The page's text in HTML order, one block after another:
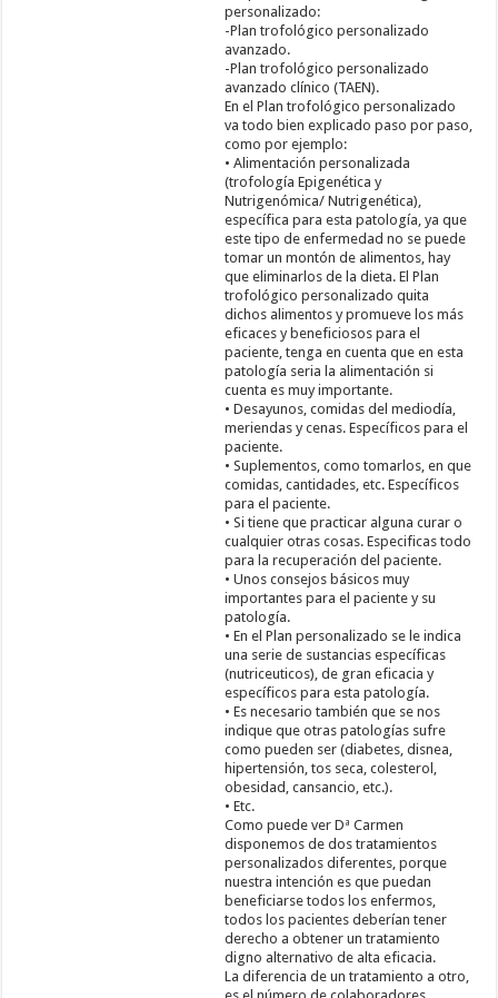
personalizado:
-Plan trofológico personalizado
avanzado.
-Plan trofológico personalizado
avanzado clínico (TAEN).
En el Plan trofológico personalizado
va todo bien explicado paso por paso,
como por ejemplo:
• Alimentación personalizada
(trofología Epigenética y
Nutrigenómica/ Nutrigenética),
específica para esta patología, ya que
este tipo de enfermedad no se puede
tomar un montón de alimentos, hay
que eliminarlos de la dieta. El Plan
trofológico personalizado quita
dichos alimentos y promueve los más
eficaces y beneficiosos para el
paciente, tenga en cuenta que en esta
patología seria la alimentación si
cuenta es muy importante.
• Desayunos, comidas del mediodía,
meriendas y cenas. Específicos para el
paciente.
• Suplementos, como tomarlos, en que
comidas, cantidades, etc. Específicos
para el paciente.
• Si tiene que practicar alguna curar o
cualquier otras cosas. Especificas todo
para la recuperación del paciente.
• Unos consejos básicos muy
importantes para el paciente y su
patología.
• En el Plan personalizado se le indica
una serie de sustancias específicas
(nutriceuticos), de gran eficacia y
específicos para esta patología.
• Es necesario también que se nos
indique que otras patologías sufre
como pueden ser (diabetes, disnea,
hipertensión, tos seca, colesterol,
obesidad, cansancio, etc.).
• Etc.
Como puede ver Dª Carmen
disponemos de dos tratamientos
personalizados diferentes, porque
nuestra intención es que puedan
beneficiarse todos los enfermos,
todos los pacientes deberían tener
derecho a obtener un tratamiento
digno alternativo de alta eficacia.
La diferencia de un tratamiento a otro,